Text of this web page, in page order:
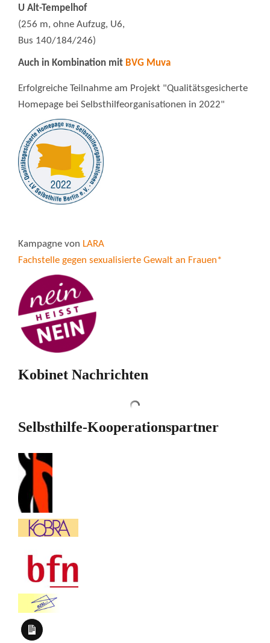
U Alt-Tempelhof
(256 m, ohne Aufzug, U6,
Bus 140/184/246)
Auch in Kombination mit BVG Muva
Erfolgreiche Teilnahme am Projekt "Qualitätsgesicherte
Homepage bei Selbsthilfeorganisationen in 2022"
Kampagne von LARA
Fachstelle gegen sexualisierte Gewalt an Frauen*
Kobinet Nachrichten
Selbsthilfe-Kooperationspartner
Long